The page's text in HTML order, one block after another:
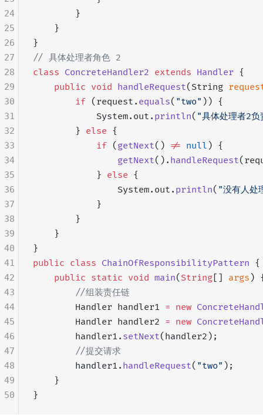
        }
    }
}
// 具体处理者角色 2
class ConcreteHandler2 extends Handler {
    public
void handleRequest(String
        if
(request. equals( "two" )) {
            System.out.
println( "具体处理者2
        }
else {
            if
( getNext() != null ) {
                getNext
(). handleRequest
            }
else {
                System.out.
println( "没有人处
            }
        }
    }
}
public class ChainOfResponsibilityPattern {
    public
static void main( String args )
        //组装责任链
        Handler handler1
= new
        Handler handler2
= new
        handler1.
setNext(handler2);
        //提交请求
        handler1.
handleRequest( "two" );
    }
}
24
25
26
27
28
29
30
31
32
33
34
35
36
37
38
39
40
41
42
43
44
45
46
47
48
49
50